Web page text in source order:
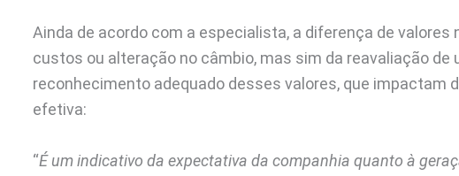
Ainda de acordo com a especialista, a diferença de valores
custos ou alteração no câmbio, mas sim da reavaliação
reconhecimento adequado desses valores, que impactam
efetiva:
“É um indicativo da expectativa da companhia quanto à